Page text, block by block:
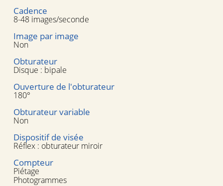
Cadence
8-48 images/seconde
Image par image
Non
Obturateur
Disque : bipale
Ouverture de l'obturateur
180°
Obturateur variable
Non
Dispositif de visée
Réflex : obturateur miroir
Compteur
Piétage
Photogrammes